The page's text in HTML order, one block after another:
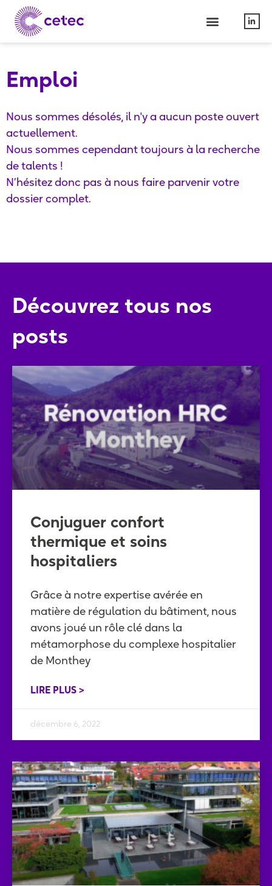
Emploi
Nous sommes désolés, il n'y a aucun poste ouvert
actuellement.
Nous sommes cependant toujours à la recherche
de talents !
N’hésitez donc pas à nous faire parvenir votre
dossier complet.
Découvrez tous nos
posts
Conjuguer confort
thermique et soins
hospitaliers
Grâce à notre expertise avérée en
matière de régulation du bâtiment, nous
avons joué un rôle clé dans la
métamorphose du complexe hospitalier
de Monthey
LIRE PLUS >
décembre 6, 2022